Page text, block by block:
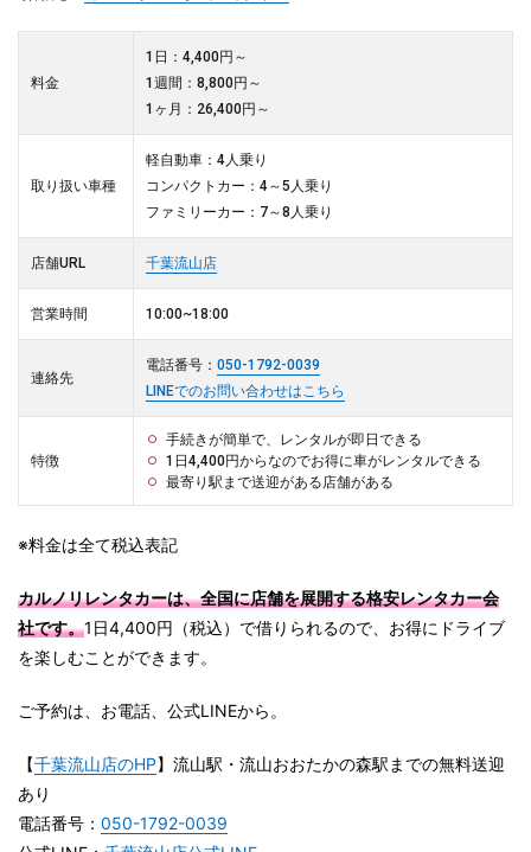
料金
1日：4,400円～
1週間：8,800円～
1ヶ月：26,400円～
取り扱い車種
軽自動車：4人乗り
コンパクトカー：4～5人乗り
ファミリーカー：7～8人乗り
店舗URL 千葉流山店
営業時間 10:00~18:00
連絡先
電話番号： 050-1792-0039
LINEでのお問い合わせはこちら
特徴
手続きが簡単で、レンタルが即日できる
1日4,400円からなのでお得に車がレンタルできる
最寄り駅まで送迎がある店舗がある
※料金は全て税込表記
カルノリレンタカーは、全国に店舗を展開する格安レンタカー会
社です。1日4,400円（税込）で借りられるので、お得にドライブ
を楽しむことができます。
ご予約は、お電話、公式LINEから。
【千葉流山店のHP】流山駅・流山おおたかの森駅までの無料送迎
あり
電話番号： 050-1792-0039